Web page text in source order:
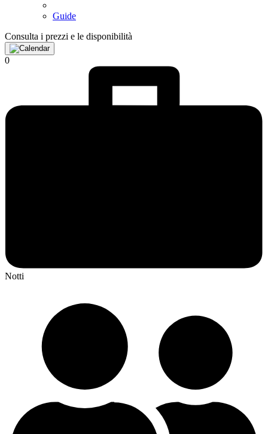
Guide
Consulta i prezzi e le disponibilità
0
Notti